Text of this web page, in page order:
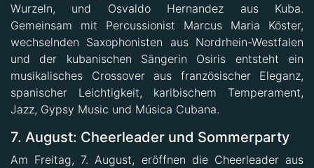
Wurzeln, und Osvaldo Hernandez aus Kuba.
Gemeinsam mit Percussionist Marcus Maria Köster,
wechselnden Saxophonisten aus Nordrhein-Westfalen
und der kubanischen Sängerin Osiris entsteht ein
musikalisches Crossover aus französischer Eleganz,
spanischer Leichtigkeit, karibischem Temperament,
Jazz, Gypsy Music und Música Cubana.
7. August: Cheerleader und Sommerparty
Am Freitag, 7. August, eröffnen die Cheerleader aus